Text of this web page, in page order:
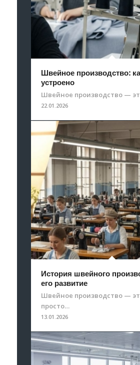
Швейное производство:
устроено
Швейное производство —
22.01.2026
История швейного
его развитие
Швейное производство —
просто…
13.01.2026